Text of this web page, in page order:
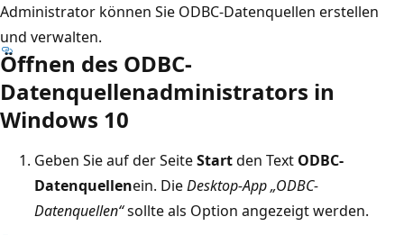
Administrator können Sie ODBC-Datenquellen erstellen
und verwalten.
Öffnen des ODBC-
Datenquellenadministrators in
Windows 10
Geben Sie auf der SeiteStartden Text ODBC-
Datenquellenein. DieDesktop-App „ODBC-
Datenquellen“sollte als Option angezeigt werden.